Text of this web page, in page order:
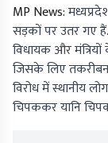
MP News:
सड़कों पर उतर गए
विधायक और
जिसके लिए
विरोध में स्थानीय
चिपककर यानि